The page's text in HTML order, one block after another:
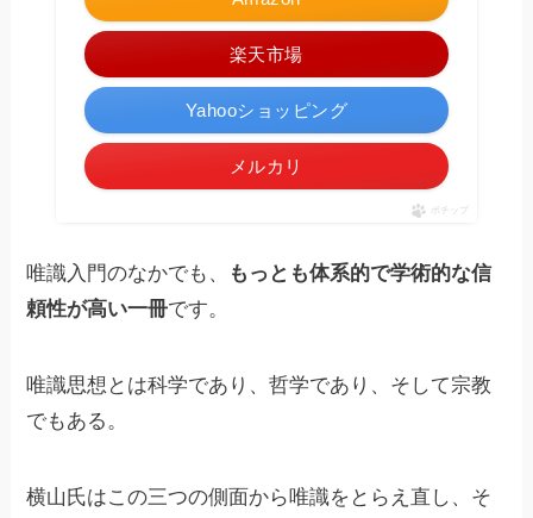
楽天市場
Yahooショッピング
メルカリ
ポチップ
唯識入門のなかでも、
もっとも体系的で学術的な信
頼性が高い一冊です。
唯識思想とは科学であり、哲学であり、そして宗教
でもある。
横山氏はこの三つの側面から唯識をとらえ直し、そ